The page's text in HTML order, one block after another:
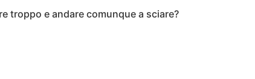
troppo e andare comunque a sciare?